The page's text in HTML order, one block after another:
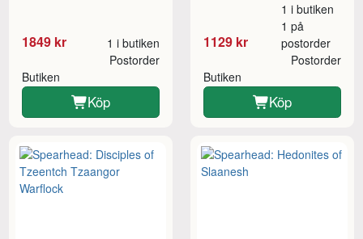
1849 kr 1 i butiken
Butiken
Postorder
Köp
1129 kr
1 i butiken
1 på
postorder
Butiken
Postorder
Köp